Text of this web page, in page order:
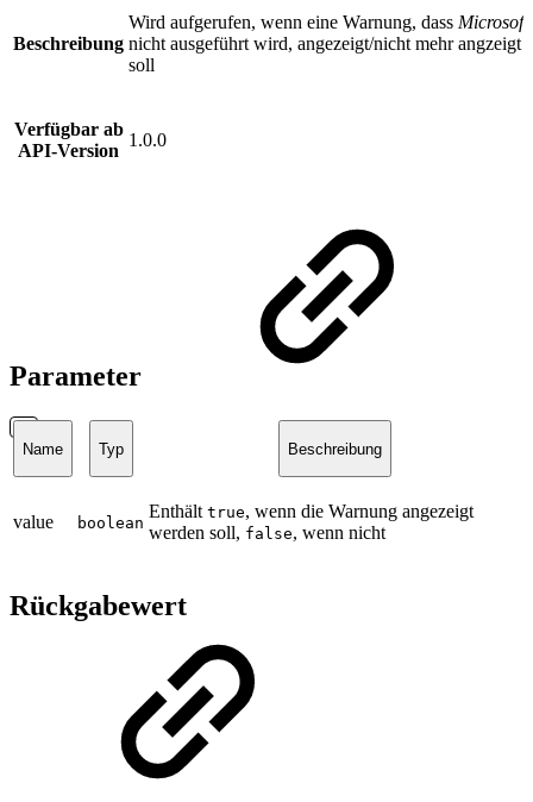
Beschreibung
Wird aufgerufen, wenn eine Warnung, dass
nicht ausgeführt wird, angezeigt/nicht mehr angzeigt
soll
Verfügbar ab
API-Version
1.0.0
Parameter
Name Typ Beschreibung
value boolean
Enthält true, wenn die Warnung angezeigt
werden soll, false, wenn nicht
Rückgabewert